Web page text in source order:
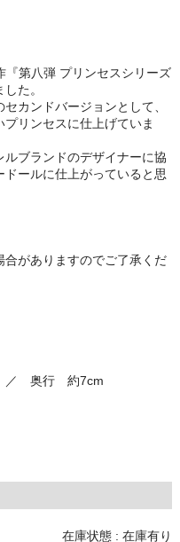
『第八弾 プリンセスシリーズ
た。
カンドバージョンとして、
リンセスに仕上げていま
ブランドのデザイナーに協
ールに仕上がっていると思
がありますのでご了承くだ
奥行 約7cm
在庫状態 : 在庫有り